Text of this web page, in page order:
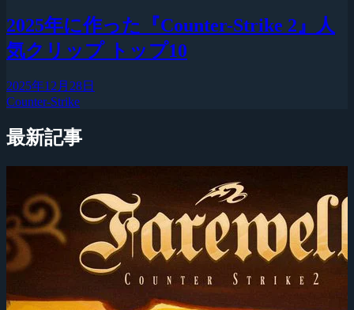
2025年に作った『Counter-Strike 2』人
気クリップ トップ10
2025年12月28日
Counter-Strike
最新記事